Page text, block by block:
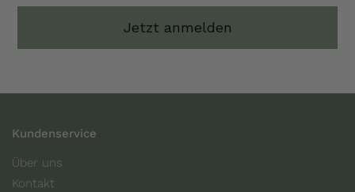
Jetzt anmelden
Kundenservice
Über uns
Kontakt